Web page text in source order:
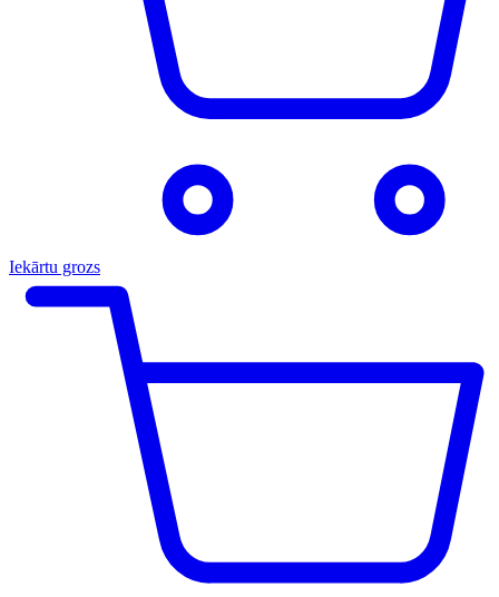
Iekārtu grozs